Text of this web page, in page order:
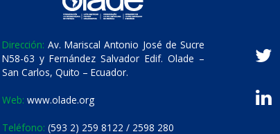
Dirección: Av. Mariscal Antonio José de Sucre
N58-63 y Fernández Salvador Edif. Olade –
San Carlos, Quito – Ecuador.
Web: www.olade.org
Teléfono: (593 2) 259 8122 / 2598 280